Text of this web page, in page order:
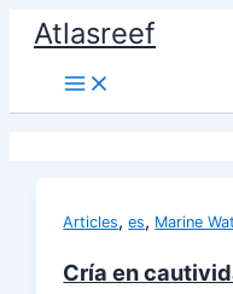
contenido
Atlasreef
Articles,es, Marine
Cría en